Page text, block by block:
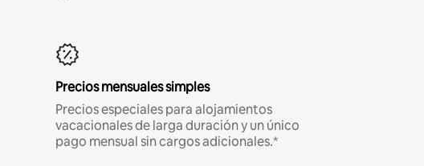
Precios mensuales simples
Precios especiales para alojamientos
vacacionales de larga duración y un único
pago mensual sin cargos adicionales.*